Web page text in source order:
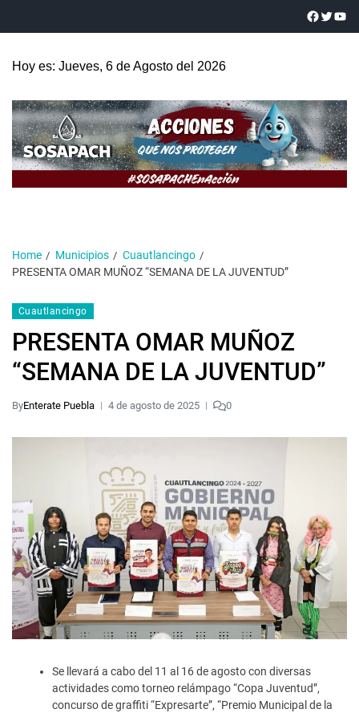
Hoy es: Jueves, 6 de Agosto del 2026
Home Municipios
Cuautlancingo
PRESENTA OMAR MUÑOZ “SEMANA DE LA JUVENTUD”
Cuautlancingo
PRESENTA OMAR MUÑOZ
“SEMANA DE LA JUVENTUD”
ByEnterate Puebla 4 de agosto de 2025 0
Se llevará a cabo del 11 al 16 de agosto con diversas
actividades como torneo relámpago “Copa Juventud”,
concurso de graffiti “Expresarte”, “Premio Municipal de la